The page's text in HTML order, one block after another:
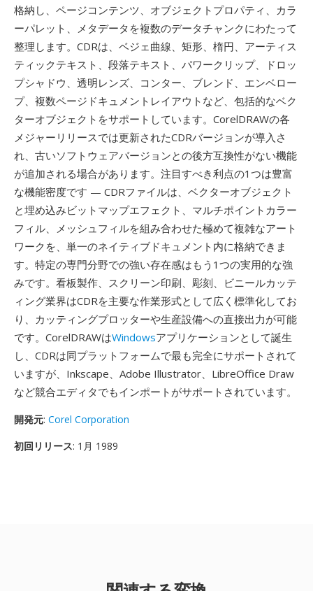
格納し、ページコンテンツ、オブジェクトプロパティ、カラ
ーパレット、メタデータを複数のデータチャンクにわたって
整理します。CDRは、ベジェ曲線、矩形、楕円、アーティス
ティックテキスト、段落テキスト、パワークリップ、ドロッ
プシャドウ、透明レンズ、コンター、ブレンド、エンベロー
プ、複数ページドキュメントレイアウトなど、包括的なベク
ターオブジェクトをサポートしています。CorelDRAWの各
メジャーリリースでは更新されたCDRバージョンが導入さ
れ、古いソフトウェアバージョンとの後方互換性がない機能
が追加される場合があります。注目すべき利点の1つは豊富
な機能密度です — CDRファイルは、ベクターオブジェクト
と埋め込みビットマップエフェクト、マルチポイントカラー
フィル、メッシュフィルを組み合わせた極めて複雑なアート
ワークを、単一のネイティブドキュメント内に格納できま
す。特定の専門分野での強い存在感はもう1つの実用的な強
みです。看板製作、スクリーン印刷、彫刻、ビニールカッテ
ィング業界はCDRを主要な作業形式として広く標準化してお
り、カッティングプロッターや生産設備への直接出力が可能
です。CorelDRAWはWindowsアプリケーションとして誕生
し、CDRは同プラットフォームで最も完全にサポートされて
いますが、Inkscape、Adobe Illustrator、LibreOffice Draw
など競合エディタでもインポートがサポートされています。
開発元: Corel Corporation
初回リリース: 1月 1989